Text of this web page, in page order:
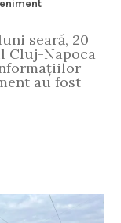
seară, 20
Cluj-Napoca
au fost